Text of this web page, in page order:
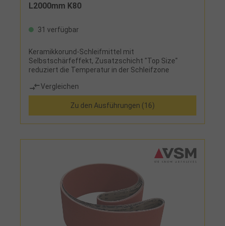
L2000mm K80
31 verfügbar
Keramikkorund-Schleifmittel mit
Selbstschärfeffekt, Zusatzschicht "Top Size"
reduziert die Temperatur in der Schleifzone
Vergleichen
Zu den Ausführungen (16)